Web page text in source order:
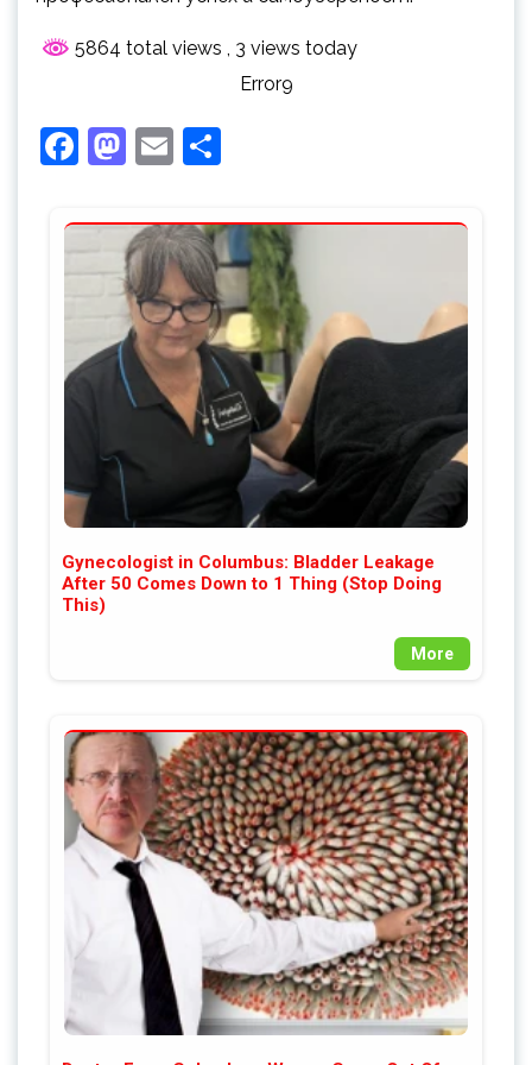
5864 total views , 3 views today
Error9
Facebook
Mastodon
Email
Gynecologist in Columbus: Bladder Leakage
After 50 Comes Down to 1 Thing (Stop Doing
This)
More